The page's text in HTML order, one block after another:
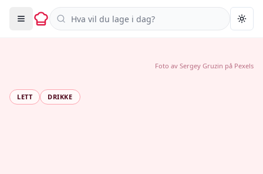
Søk i oppskrifter
LETT DRIKKE
Foto av Sergey Gruzin på Pexels